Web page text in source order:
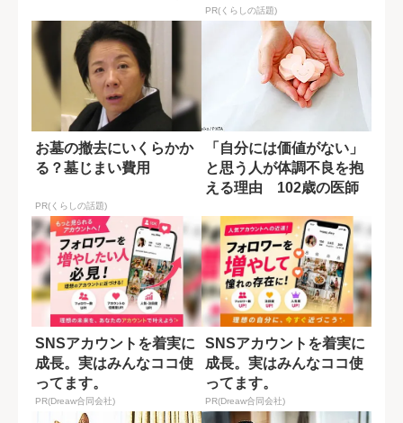
PR(くらしの話題)
お墓の撤去にいくらかか
る？墓じまい費用
PR(くらしの話題)
「自分には価値がない」
と思う人が体調不良を抱
える理由 102歳の医師
SNSアカウントを着実に
成長。実はみんなココ使
ってます。
PR(Dreaw合同会社)
SNSアカウントを着実に
成長。実はみんなココ使
ってます。
PR(Dreaw合同会社)